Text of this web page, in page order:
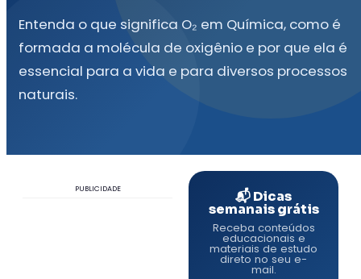
Entenda o que significa O₂ em Química, como é
formada a molécula de oxigênio e por que ela é
essencial para a vida e para diversos processos
naturais.
PUBLICIDADE 📬 Dicas
semanais grátis
Receba conteúdos
educacionais e
materiais de estudo
direto no seu e-
mail.